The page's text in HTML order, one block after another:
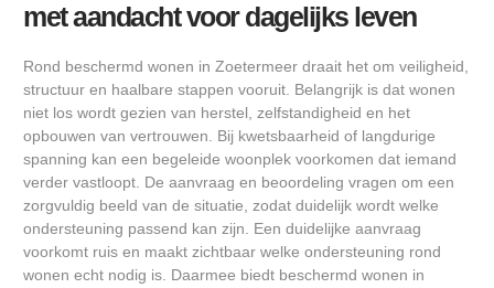
met aandacht voor dagelijks leven
Rond beschermd wonen in Zoetermeer draait het om veiligheid,
structuur en haalbare stappen vooruit. Belangrijk is dat wonen
niet los wordt gezien van herstel, zelfstandigheid en het
opbouwen van vertrouwen. Bij kwetsbaarheid of langdurige
spanning kan een begeleide woonplek voorkomen dat iemand
verder vastloopt. De aanvraag en beoordeling vragen om een
zorgvuldig beeld van de situatie, zodat duidelijk wordt welke
ondersteuning passend kan zijn. Een duidelijke aanvraag
voorkomt ruis en maakt zichtbaar welke ondersteuning rond
wonen echt nodig is. Daarmee biedt beschermd wonen in